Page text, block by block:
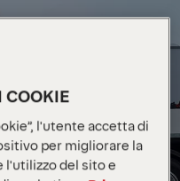
COOKIE
l'utente accetta di
per migliorare la
l'utilizzo del sito e